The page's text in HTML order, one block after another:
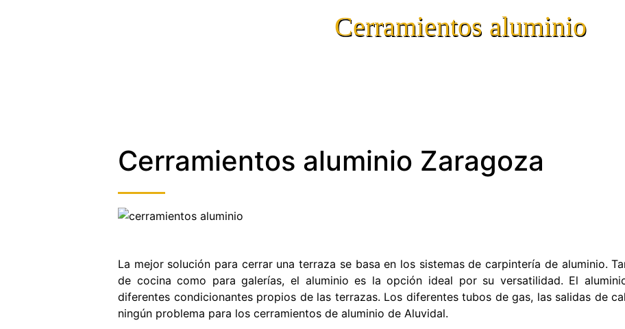
Cerramientos aluminio
AHORRO ENERGÉTICO
SUBVENCIONES
Cerramientos aluminio Zaragoza
La mejor solución para cerrar una terraza se basa en los sistemas de carpintería de aluminio.
de cocina como para galerías, el aluminio es la opción ideal por su versatilidad. El
diferentes condicionantes propios de las terrazas. Los diferentes tubos de gas, las salidas de
ningún problema para los cerramientos de aluminio de Aluvidal.